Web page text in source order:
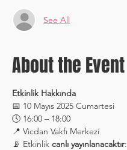
See All
About the Event
Etkinlik Hakkında
📅 10 Mayıs 2025 Cumartesi
🕓 16:00 – 18:00
📍 Vicdan Vakfı Merkezi
📡 Etkinlik canlı yayınlanacaktır: